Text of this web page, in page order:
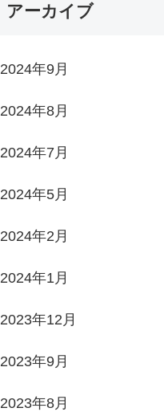
アーカイブ
2024年9月
2024年8月
2024年7月
2024年5月
2024年2月
2024年1月
2023年12月
2023年9月
2023年8月